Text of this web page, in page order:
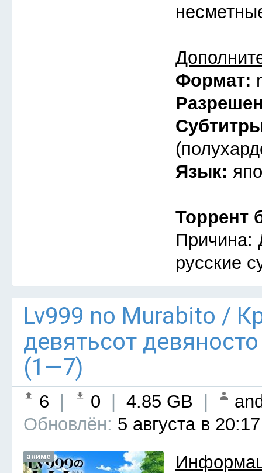
Формат:
Язык:
Торрент
Причина:
русские
Lv999 no Murabito /
девятьсот
(1—7)
6 0 4.85 GB
Обновлён: 5 августа в 20:17
аниме